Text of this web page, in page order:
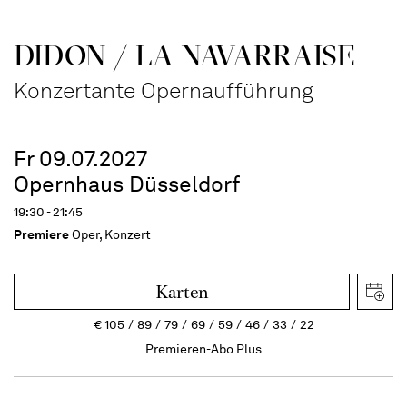
DIDON / LA NAVAR­RAISE
Konzertante Opernaufführung
Fr 09.07.2027
Opernhaus Düsseldorf
19:30 - 21:45
PremiereOper, Konzert
Karten
€105 89 79 69 59 46 33
22
Premieren-Abo Plus